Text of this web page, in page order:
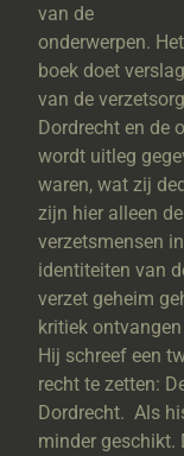
van de
onderwerpen. Het
boek doet verslag
van de
Dordrecht en de
wordt uitleg
waren, wat zij
zijn hier alleen
verzetsmensen
identiteiten van
verzet geheim
kritiek
Hij schreef een
recht te zetten:
Dordrecht. Als
minder geschikt.